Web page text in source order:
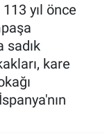
yıl önce
sadık
kare